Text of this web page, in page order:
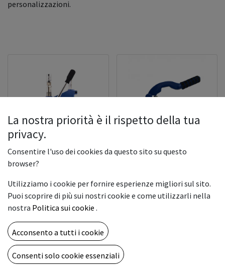
personalizzazioni.
tendaggi Mod. Drap Plus
769,00
+ 100 occhielli
La nostra priorità è il rispetto della tua
privacy.
Consentire l'uso dei cookies da questo sito su questo
browser?
Utilizziamo i cookie per fornire esperienze migliori sul sito.
Puoi scoprire di più sui nostri cookie e come utilizzarli nella
nostra Politica sui cookie .
Acconsento a tutti i cookie
Consenti solo cookie essenziali